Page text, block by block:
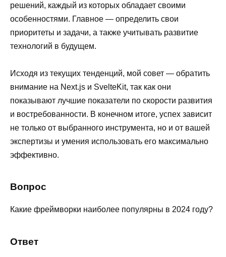
решений, каждый из которых обладает своими
особенностями. Главное — определить свои
приоритеты и задачи, а также учитывать развитие
технологий в будущем.
Исходя из текущих тенденций, мой совет — обратить
внимание на Next.js и SvelteKit, так как они
показывают лучшие показатели по скорости развития
и востребованности. В конечном итоге, успех зависит
не только от выбранного инструмента, но и от вашей
экспертизы и умения использовать его максимально
эффективно.
Вопрос
Какие фреймворки наиболее популярны в 2024 году?
Ответ